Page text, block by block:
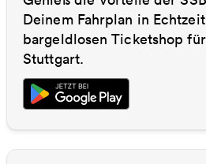
Deinem Fahrplan in
bargeldlosen Ticketshop
Stuttgart.